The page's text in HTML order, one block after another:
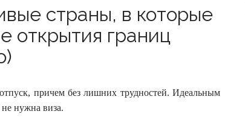
страны, в которые
открытия границ
причем без лишних трудностей. Идеальным
нужна виза.